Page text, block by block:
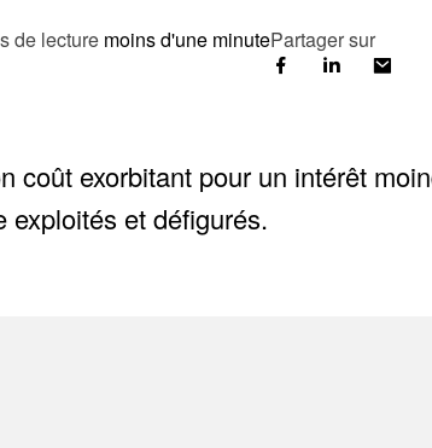
de lecture moins d'une minutePartager sur
coût exorbitant pour un intérêt
exploités et défigurés.